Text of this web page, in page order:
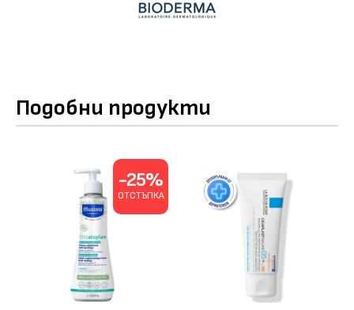
Подобни продукти
-25%
ОТСТЪПКА